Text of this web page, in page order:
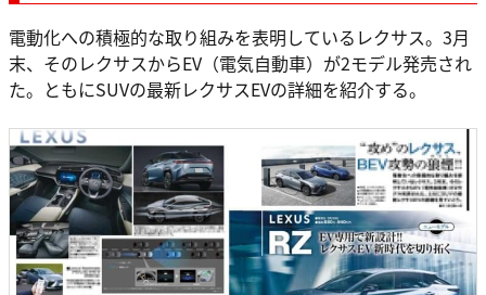
電動化への積極的な取り組みを表明しているレクサス。3月
末、そのレクサスからEV（電気自動車）が2モデル発売され
た。ともにSUVの最新レクサスEVの詳細を紹介する。